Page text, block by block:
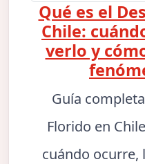
Qué es el
Chile:
verlo y
Guía
Florido en
cuándo ocurre,